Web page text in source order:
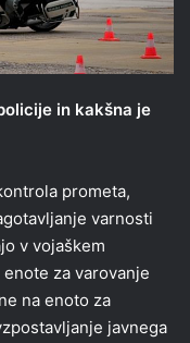
in kakšna je
prometa,
varnosti
v vojaškem
za varovanje
na enoto za
javnega